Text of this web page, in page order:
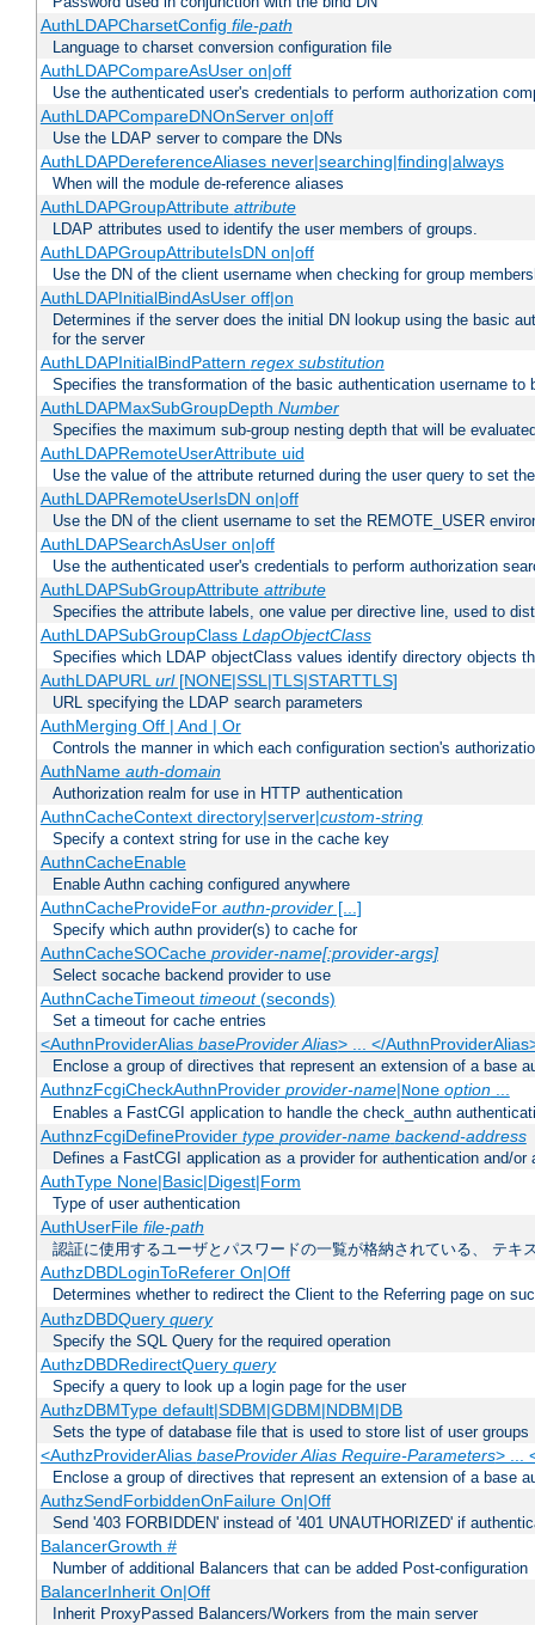
AuthLDAPCharsetConfig file-path
Language to charset conversion configuration file
AuthLDAPCompareAsUser on|off
Use the authenticated user's credentials to perform authorization
AuthLDAPCompareDNOnServer on|off
Use the LDAP server to compare the DNs
AuthLDAPDereferenceAliases never|searching|finding|always
When will the module de-reference aliases
AuthLDAPGroupAttribute attribute
LDAP attributes used to identify the user members of groups.
AuthLDAPGroupAttributeIsDN on|off
Use the DN of the client username when checking for group
AuthLDAPInitialBindAsUser off|on
Determines if the server does the initial DN lookup using the basic
for the server
AuthLDAPInitialBindPattern regex substitution
Specifies the transformation of the basic authentication username
AuthLDAPMaxSubGroupDepth Number
Specifies the maximum sub-group nesting depth that will be
AuthLDAPRemoteUserAttribute uid
Use the value of the attribute returned during the user query to set
AuthLDAPRemoteUserIsDN on|off
Use the DN of the client username to set the REMOTE_USER
AuthLDAPSearchAsUser on|off
Use the authenticated user's credentials to perform authorization
AuthLDAPSubGroupAttribute attribute
Specifies the attribute labels, one value per directive line, used to
AuthLDAPSubGroupClass LdapObjectClass
Specifies which LDAP objectClass values identify directory objects
AuthLDAPURLurl[NONE|SSL|TLS|STARTTLS]
URL specifying the LDAP search parameters
AuthMerging Off | And | Or
Controls the manner in which each configuration section's
AuthName auth-domain
Authorization realm for use in HTTP authentication
AuthnCacheContext directory|server|custom-string
Specify a context string for use in the cache key
AuthnCacheEnable
Enable Authn caching configured anywhere
AuthnCacheProvideFor authn-provider[...]
Specify which authn provider(s) to cache for
AuthnCacheSOCache provider-name[:provider-args]
Select socache backend provider to use
AuthnCacheTimeout timeout(seconds)
Set a timeout for cache entries
<AuthnProviderAlias baseProvider Alias> ... </
Enclose a group of directives that represent an extension of a base
AuthnzFcgiCheckAuthnProvider provider-name|None option...
Enables a FastCGI application to handle the check_authn
AuthnzFcgiDefineProvider type provider-name backend-address
Defines a FastCGI application as a provider for authentication and/or
AuthType None|Basic|Digest|Form
Type of user authentication
AuthUserFile file-path
認証に使用するユーザとパスワードの一覧が格納されている、 テキ
AuthzDBDLoginToReferer On|Off
Determines whether to redirect the Client to the Referring page on
AuthzDBDQuery query
Specify the SQL Query for the required operation
AuthzDBDRedirectQuery query
Specify a query to look up a login page for the user
AuthzDBMType default|SDBM|GDBM|NDBM|DB
Sets the type of database file that is used to store list of user groups
<AuthzProviderAlias baseProvider Alias Require-Parameters> ...
Enclose a group of directives that represent an extension of a base
AuthzSendForbiddenOnFailure On|Off
Send '403 FORBIDDEN' instead of '401 UNAUTHORIZED' if
BalancerGrowth #
Number of additional Balancers that can be added Post-configuration
BalancerInherit On|Off
Inherit ProxyPassed Balancers/Workers from the main server